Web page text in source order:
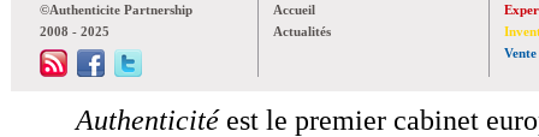
©Authenticite Partnership
2008 - 2025
Accueil
Actualités
Vente
Authenticitéest le premier cabinet